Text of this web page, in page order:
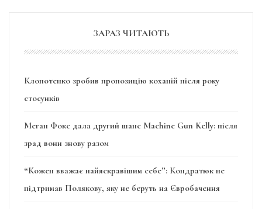
ЗАРАЗ ЧИТАЮТЬ
Клопотенко зробив пропозицію коханій після року
стосунків
Меган Фокс дала другий шанс Machine Gun Kelly: після
зрад вони знову разом
“Кожен вважає найяскравішим себе”: Кондратюк не
підтримав Полякову, яку не беруть на Євробачення